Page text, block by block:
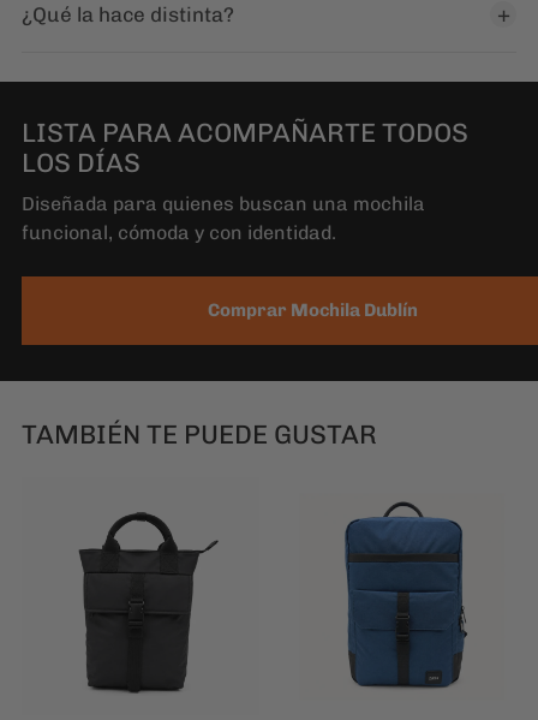
¿Qué la hace distinta?
LISTA PARA ACOMPAÑARTE TODOS
LOS DÍAS
Diseñada para quienes buscan una mochila
funcional, cómoda y con identidad.
Comprar Mochila Dublín
TAMBIÉN TE PUEDE GUSTAR